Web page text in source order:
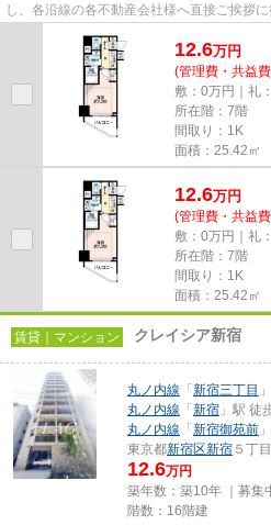
し、各沿線の各不動産会社様へ直接ご挨拶
12.6万円
(管理費・共益
敷：0万円｜礼
所在階：7階
間取り：1K
面積：25.42㎡
12.6万円
(管理費・共益
敷：0万円｜礼
所在階：7階
間取り：1K
面積：25.42㎡
賃貸｜マンション クレイシア新宿
丸ノ内線 「 新宿三丁目
丸ノ内線 「 新宿 」駅 徒
丸ノ内線 「 新宿御苑前
東京都新宿区新宿 ５丁目
12.6万円
築年数：築10年 ｜募集
階数：16階建